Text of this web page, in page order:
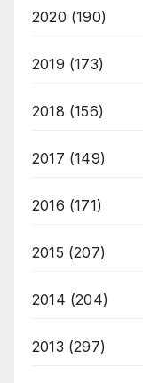
2020 (190)
2019 (173)
2018 (156)
2017 (149)
2016 (171)
2015 (207)
2014 (204)
2013 (297)